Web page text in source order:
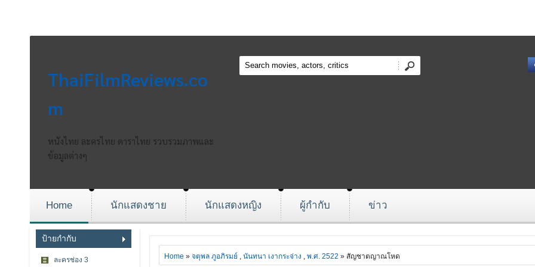
ThaiFilmReviews.co
m
หนังไทย ละครไทย ดาราไทย รวบรวมภาพและ
ข้อมูลต่างๆ
Home นักแสดงชาย นักแสดงหญิง ผู้กำกับ ข่าว
ป้ายกำกับ
ละครช่อง 3 Home » จตุพล ภูอภิรมย์ , นันทนา เงากระจ่าง , พ.ศ. 2522 » สัญชาตญาณโหด